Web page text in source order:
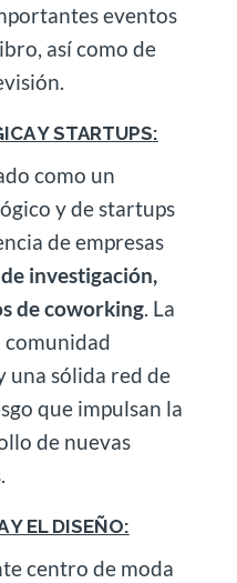
eventos
así como de
YSTARTUPS:
como un
y de startups
de empresas
investigación,
de coworking. La
comunidad
una sólida red de
que impulsan la
de nuevas
Y EL DISEÑO:
centro de moda